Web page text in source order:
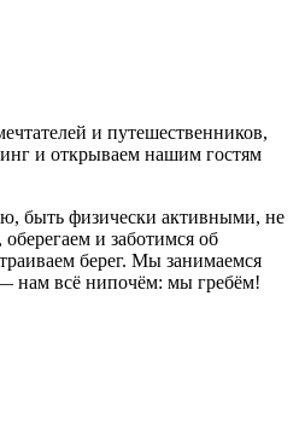
и путешественников,
и открываем нашим гостям
быть физически активными, не
и заботимся об
берег. Мы занимаемся
нам всё нипочём: мы гребём!